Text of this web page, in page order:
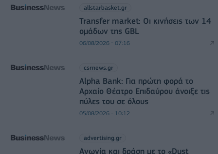
allstarbasket.gr
Transfer market: Οι κινήσεις των 14
ομάδων της GBL
06/08/2026 - 07:16
csrnews.gr
Alpha Bank: Για πρώτη φορά το
Αρχαίο Θέατρο Επιδαύρου άνοιξε τις
πύλες του σε όλους
05/08/2026 - 10:12
advertising.gr
Αγωνία και δράση με το «Dust